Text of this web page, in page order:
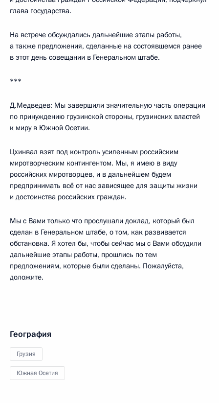
глава государства.
На встрече обсуждались дальнейшие этапы работы,
а также предложения, сделанные на состоявшемся ранее
в этот день совещании в Генеральном штабе.
***
Д.Медведев: Мы завершили значительную часть операции
по принуждению грузинской стороны, грузинских властей
к миру в Южной Осетии.
Цхинвал взят под контроль усиленным российским
миротворческим контингентом. Мы, я имею в виду
российских миротворцев, и в дальнейшем будем
предпринимать всё от нас зависящее для защиты жизни
и достоинства российских граждан.
Мы с Вами только что прослушали доклад, который был
сделан в Генеральном штабе, о том, как развивается
обстановка. Я хотел бы, чтобы сейчас мы с Вами обсудили
дальнейшие этапы работы, прошлись по тем
предложениям, которые были сделаны. Пожалуйста,
доложите.
География
Грузия
Южная Осетия